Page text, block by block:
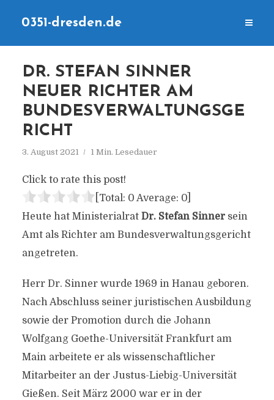
0351-dresden.de
DR. STEFAN SINNER
NEUER RICHTER AM
BUNDESVERWALTUNGSGE
RICHT
3. August 2021 1 Min. Lesedauer
Click to rate this post!
[Total: 0 Average: 0]
Heute hat Ministerialrat Dr. Stefan Sinner sein
Amt als Richter am Bundesverwaltungsgericht
angetreten.
Herr Dr. Sinner wurde 1969 in Hanau geboren.
Nach Abschluss seiner juristischen Ausbildung
sowie der Promotion durch die Johann
Wolfgang Goethe-Universität Frankfurt am
Main arbeitete er als wissenschaftlicher
Mitarbeiter an der Justus-Liebig-Universität
Gießen. Seit März 2000 war er in der